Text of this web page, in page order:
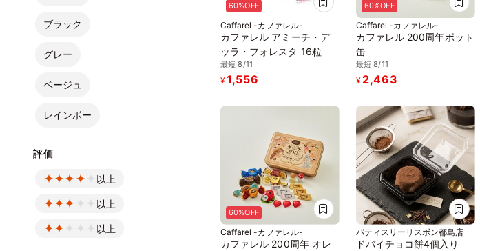
ブラック
グレー
ベージュ
レインボー
評価
以上
以上
以上
60%OFF
Caffarel -カファレル-
カファレル アミーチ・デ
ッラ・フォレスタ 16粒
最短 8/11
¥1,556
60%OFF
Caffarel -カファレル-
カファレル 200周年ポット
缶
最短 8/11
¥ 2,463
60%OFF
Caffarel -カファレル-
カファレル 200周年 オレ
パティスリーリスボン都島店
ドバイチョコ餅4個入り